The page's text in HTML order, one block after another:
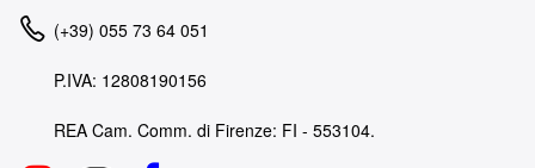
(+39) 055 73 64 051
P.IVA: 12808190156
REA Cam. Comm. di Firenze: FI - 553104.